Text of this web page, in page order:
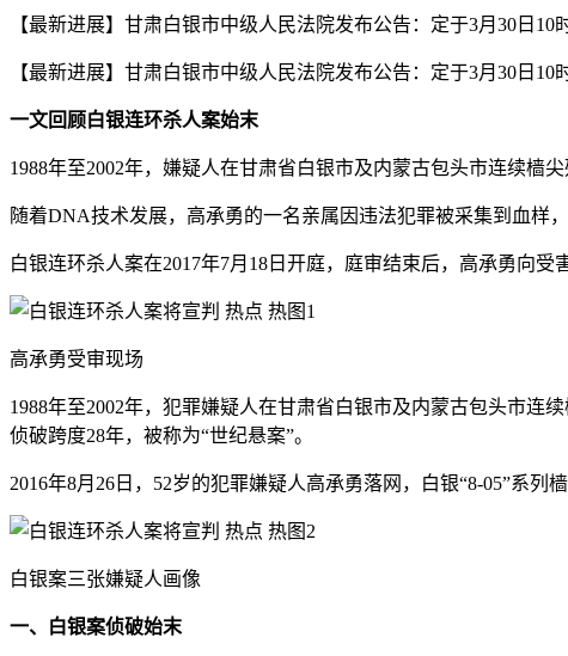
【最新进展】甘肃白银市中级人民法院发布公告：定于3月30日
【最新进展】甘肃白银市中级人民法院发布公告：定于3月30日
一文回顾白银连环杀人案始末
1988年至2002年，嫌疑人在甘肃省白银市及内蒙古包头市连续樯
随着DNA技术发展，高承勇的一名亲属因违法犯罪被采集到血样
白银连环杀人案在2017年7月18日开庭，庭审结束后，高承勇向
高承勇受审现场
1988年至2002年，犯罪嫌疑人在甘肃省白银市及内蒙古包头市连
侦破跨度28年，被称为“世纪悬案”。
2016年8月26日，52岁的犯罪嫌疑人高承勇落网，白银“8-05”系列
白银案三张嫌疑人画像
一、白银案侦破始末